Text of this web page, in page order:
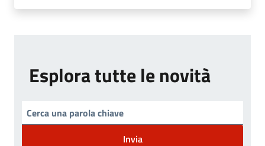
Esplora tutte le novità
Invia